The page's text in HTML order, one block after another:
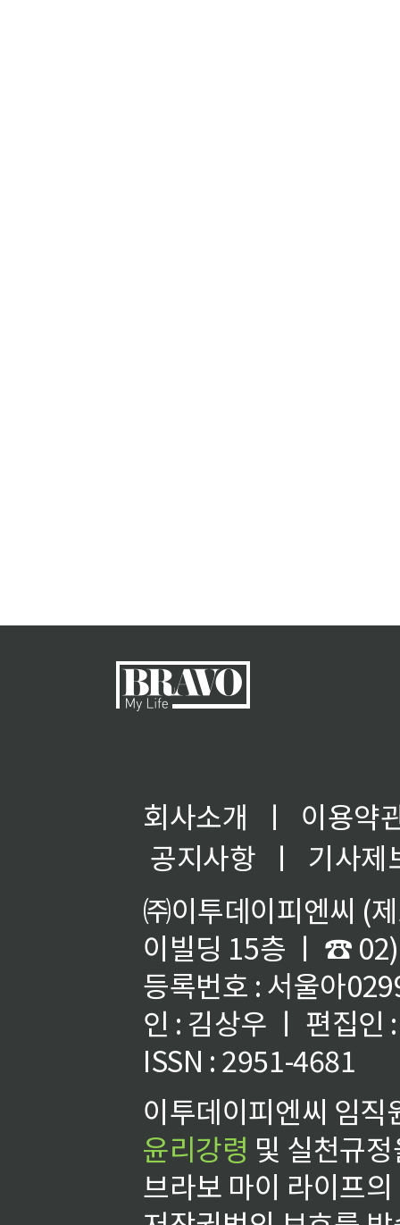
회사소개 ㅣ
이용약
공지사항
ㅣ
기사제
㈜이투데이피엔씨 (
이빌딩 15층 ㅣ ☎
등록번호 : 서울아
인 : 김상우 ㅣ 편집인
ISSN : 2951-4681
이투데이피엔씨 임
윤리강령 및 실천규
브라보 마이 라이프